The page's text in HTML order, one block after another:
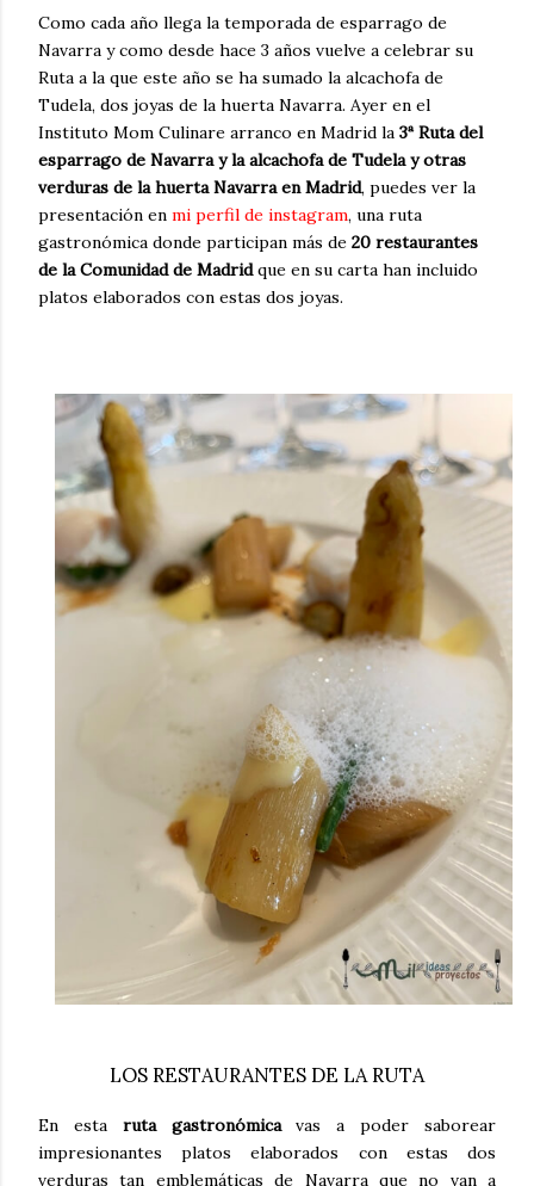
Como cada año llega la temporada de esparrago de
Navarra y como desde hace 3 años vuelve a celebrar su
Ruta a la que este año se ha sumado la alcachofa de
Tudela, dos joyas de la huerta Navarra. Ayer en el
Instituto Mom Culinare arranco en Madrid la 3ª Ruta del
esparrago de Navarra y la alcachofa de Tudela y otras
verduras de la huerta Navarra en Madrid, puedes ver la
presentación en mi perfil de instagram, una ruta
gastronómica donde participan más de 20 restaurantes
de la Comunidad de Madridque en su carta han incluido
platos elaborados con estas dos joyas.
LOS RESTAURANTES DE LA RUTA
En esta ruta gastronómicavas a poder saborear
impresionantes platos elaborados con estas dos
verduras tan emblemáticas de Navarra que no van a